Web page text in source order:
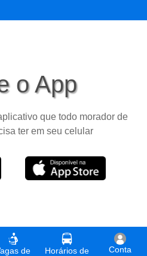
de Horários de Conta
o App
que todo morador de
ter em seu celular